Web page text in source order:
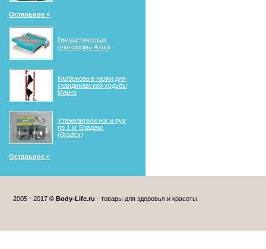
Остальное »
Гимнастическая
платформа Azuni
Карбоновые палки для
скандинавской ходьбы
Марко
Утяжелители ног и рук
по 1 кг Брадекс
(Bradex)
Остальное »
2005 - 2017 © Body-Life.ru - товары для здоровья и красоты.